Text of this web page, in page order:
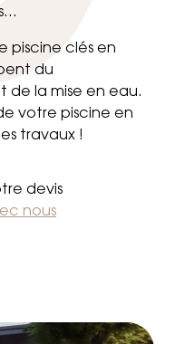
piscine clés en
du
de la mise en eau.
votre piscine en
travaux !
devis
nous